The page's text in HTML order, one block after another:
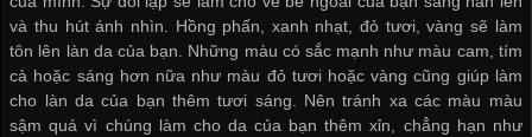
và thu hút ánh nhìn. Hồng phấn, xanh nhạt, đỏ tươi, vàng sẽ làm
tôn lên làn da của bạn. Những màu có sắc mạnh như màu cam, tím
cà hoặc sáng hơn nữa như màu đỏ tươi hoặc vàng cũng giúp làm
cho làn da của bạn thêm tươi sáng. Nên tránh xa các màu màu
sậm quá vì chúng làm cho da của bạn thêm xỉn, chẳng hạn như